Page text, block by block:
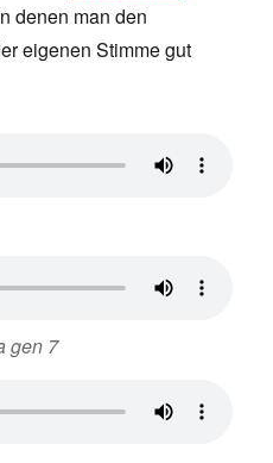
denen man den
eigenen Stimme gut
gen 7